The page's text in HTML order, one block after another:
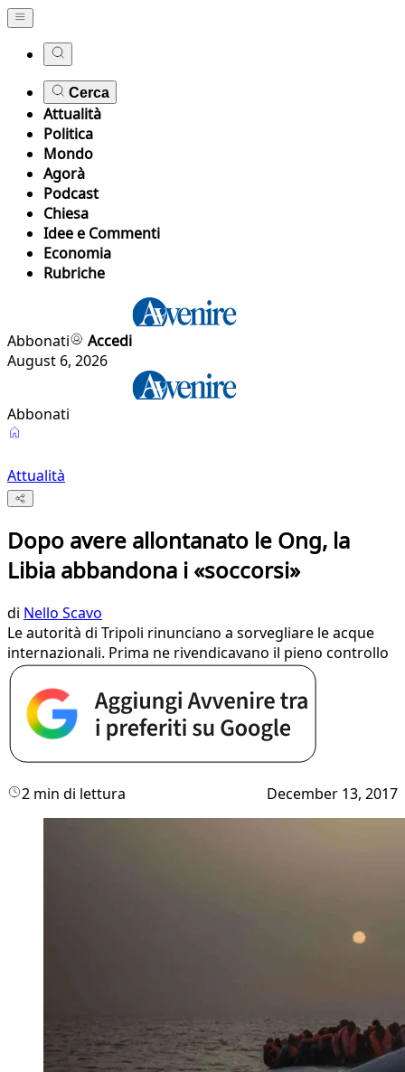
Cerca
Attualità
Politica
Mondo
Agorà
Podcast
Chiesa
Idee e Commenti
Economia
Rubriche
Abbonati
Accedi
August 6, 2026
Abbonati
Attualità
Dopo avere allontanato le Ong, la
Libia abbandona i «soccorsi»
di Nello Scavo
Le autorità di Tripoli rinunciano a sorvegliare le acque
internazionali. Prima ne rivendicavano il pieno controllo
2 min di lettura December 13, 2017